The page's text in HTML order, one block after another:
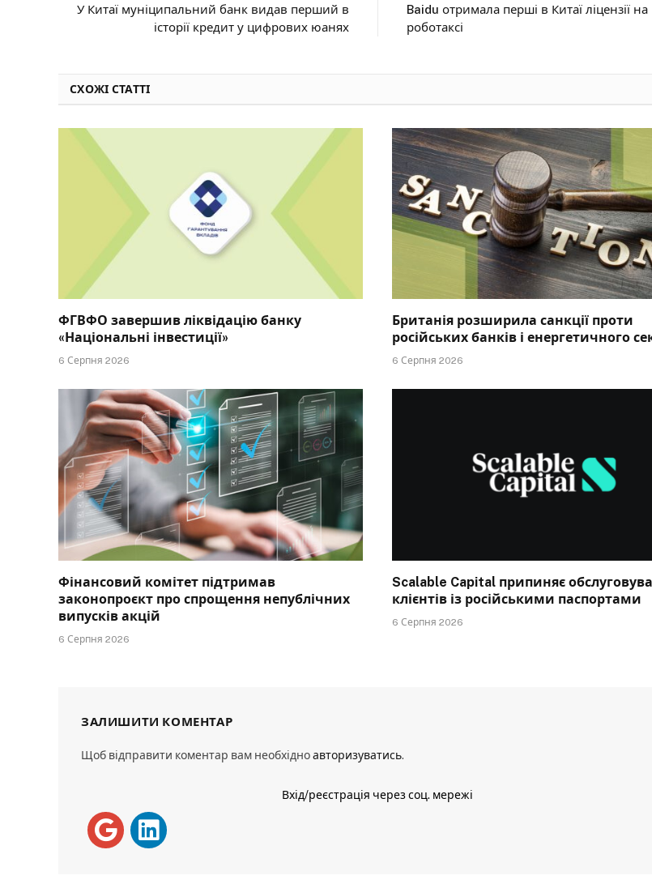
У Китаї муніципальний банк видав перший в
історії кредит у цифрових юанях
Baidu отримала перші в Китаї ліцензії на
роботаксі
СХОЖІ СТАТТІ
ФГВФО завершив ліквідацію банку
«Національні інвестиції»
6 Серпня 2026
Британія розширила санкції проти
російських банків і енергетичного
6 Серпня 2026
Фінансовий комітет підтримав
законопроєкт про спрощення непублічних
випусків акцій
6 Серпня 2026
Scalable Capital припиняє
клієнтів із російськими паспортами
6 Серпня 2026
ЗАЛИШИТИ КОМЕНТАР
Щоб відправити коментар вам необхідноавторизуватись.
Вхід/реєстрація через соц. мережі